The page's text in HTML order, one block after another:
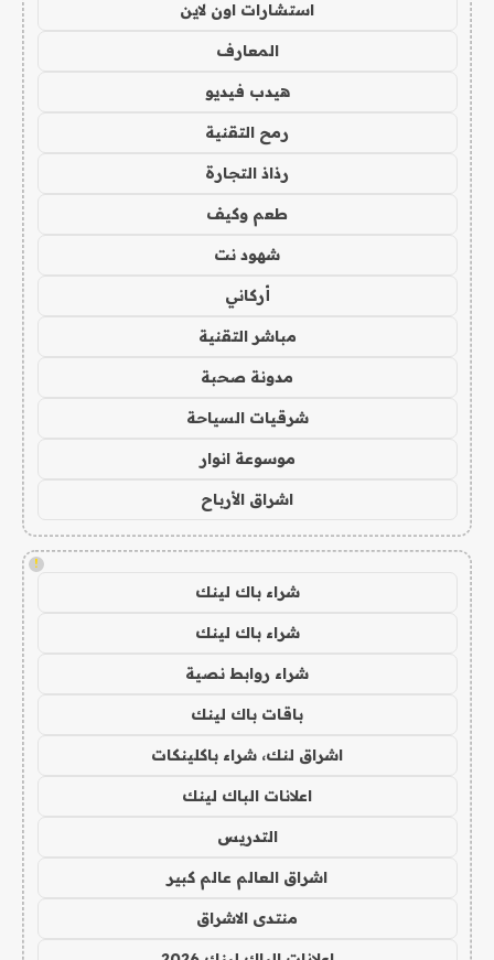
استشارات اون لاين
المعارف
هيدب فيديو
رمح التقنية
رذاذ التجارة
طعم وكيف
شهود نت
أركاني
مباشر التقنية
مدونة صحبة
شرقيات السياحة
موسوعة انوار
اشراق الأرباح
!
شراء باك لينك
شراء باك لينك
شراء روابط نصية
باقات باك لينك
اشراق لنك، شراء باكلينكات
اعلانات الباك لينك
التدريس
اشراق العالم عالم كبير
منتدى الاشراق